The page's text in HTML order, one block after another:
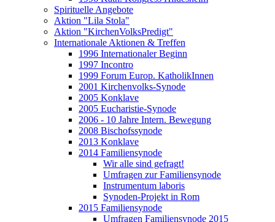
Spirituelle Angebote
Aktion "Lila Stola"
Aktion "KirchenVolksPredigt"
Internationale Aktionen & Treffen
1996 Internationaler Beginn
1997 Incontro
1999 Forum Europ. KatholikInnen
2001 Kirchenvolks-Synode
2005 Konklave
2005 Eucharistie-Synode
2006 - 10 Jahre Intern. Bewegung
2008 Bischofssynode
2013 Konklave
2014 Familiensynode
Wir alle sind gefragt!
Umfragen zur Familiensynode
Instrumentum laboris
Synoden-Projekt in Rom
2015 Familiensynode
Umfragen Familiensynode 2015